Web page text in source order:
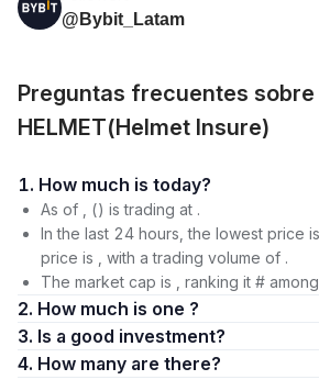
@Bybit_Latam
Preguntas frecuentes sobre
HELMET(Helmet Insure)
1. How much is today?
As of , () is trading at .
In the last 24 hours, the lowest price
price is , with a trading volume of .
The market cap is , ranking it #
2. How much is one ?
3. Is a good investment?
4. How many are there?